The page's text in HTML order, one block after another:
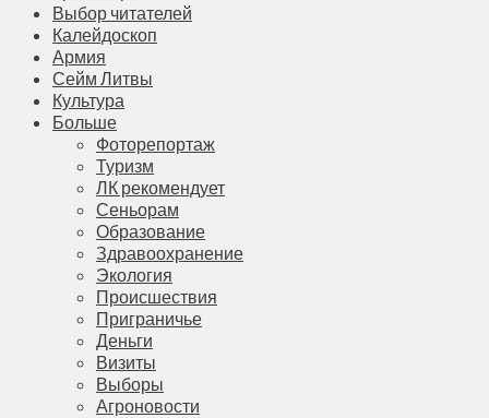
Выбор читателей
Калейдоскоп
Армия
Сейм Литвы
Культура
Больше
Фоторепортаж
Туризм
ЛК рекомендует
Сеньорам
Образование
Здравоохранение
Экология
Происшествия
Приграничье
Деньги
Визиты
Выборы
Агроновости